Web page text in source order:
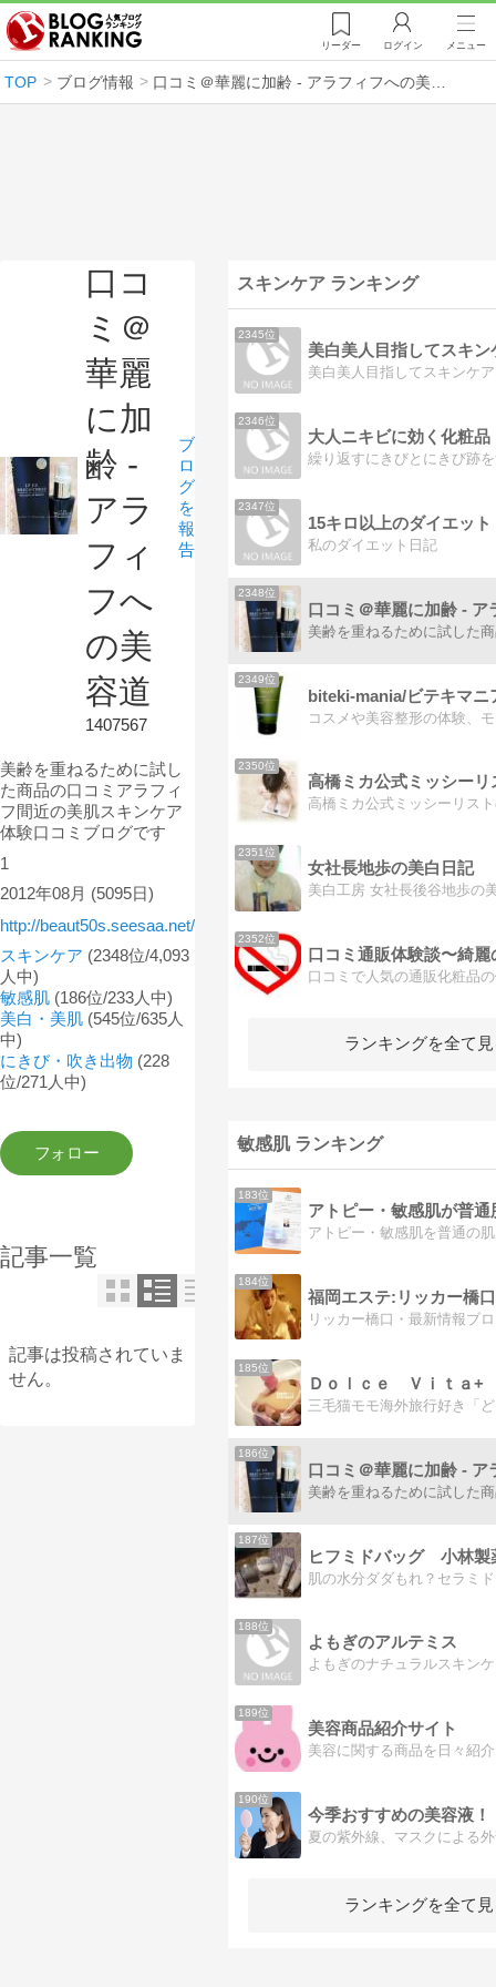
リーダー ログイン メニュー
TOP ブログ情報 口コミ＠華麗に加齢 - アラフィフへの美容道
口コ
ミ＠
華麗
に加
齢 -
アラ
フィ
フへ
の美
容道
1407567
ブ
ロ
グ
を
報
告
美齢を重ねるために試し
た商品の口コミアラフィ
フ間近の美肌スキンケア
体験口コミブログです
1
2012年08月 (5095日)
http://beaut50s.seesaa.net/
スキンケア (2348位/4,093
人中)
敏感肌 (186位/233人中)
美白・美肌 (545位/635人
中)
にきび・吹き出物 (228
位/271人中)
記事一覧
記事は投稿されていま
せん。
スキンケア ランキング
2345位
美白美人目指してスキン
美白美人目指してスキンケ
2346位
繰り返すにきびとにきび跡
2347位
15キロ以上のダイエット
私のダイエット日記
2348位
2349位
biteki-mania/ビテキマニ
コスメや美容整形の体験、
2350位
2351位
女社長地歩の美白日記
2352位
口コミ通販体験談〜綺麗
ランキングを全て
敏感肌 ランキング
183位
184位
185位
Ｄｏｌｃｅ Ｖｉｔａ+
186位
187位
肌の水分ダダもれ？セラミ
188位
よもぎのアルテミス
189位
美容商品紹介サイト
190位
今季おすすめの美容液！
ランキングを全て